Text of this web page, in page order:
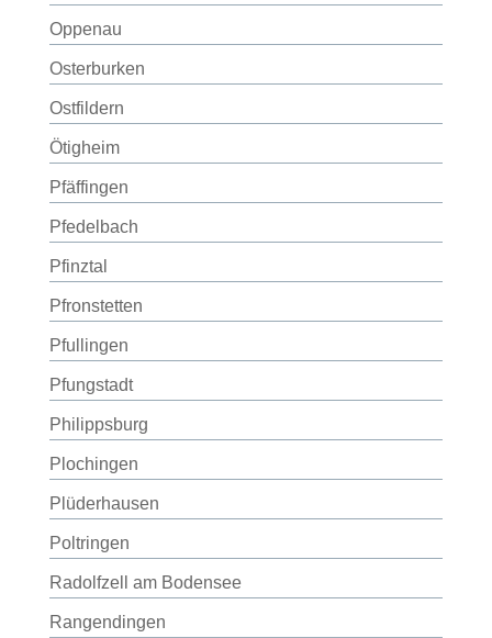
Oppenau
Osterburken
Ostfildern
Ötigheim
Pfäffingen
Pfedelbach
Pfinztal
Pfronstetten
Pfullingen
Pfungstadt
Philippsburg
Plochingen
Plüderhausen
Poltringen
Radolfzell am Bodensee
Rangendingen